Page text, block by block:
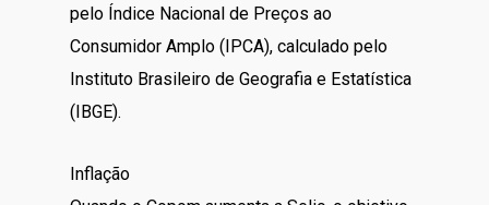
pelo Índice Nacional de Preços ao
Consumidor Amplo (IPCA), calculado pelo
Instituto Brasileiro de Geografia e Estatística
(IBGE).
Inflação